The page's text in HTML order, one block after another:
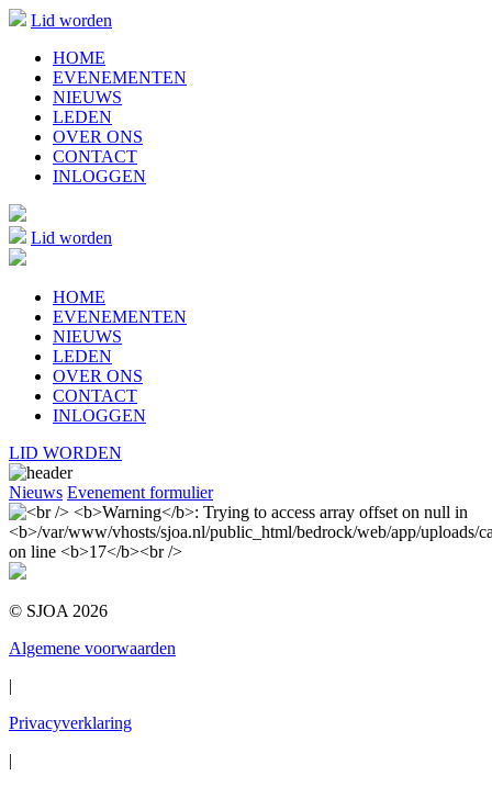
Lid worden
HOME
EVENEMENTEN
NIEUWS
LEDEN
OVER ONS
CONTACT
INLOGGEN
Lid worden
HOME
EVENEMENTEN
NIEUWS
LEDEN
OVER ONS
CONTACT
INLOGGEN
LID WORDEN
Nieuws Evenement formulier
© SJOA 2026
Algemene voorwaarden
|
Privacyverklaring
|